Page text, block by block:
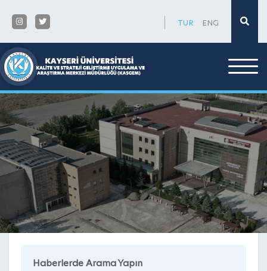
×
TUR ENG
Haberlerde Arama Yapın